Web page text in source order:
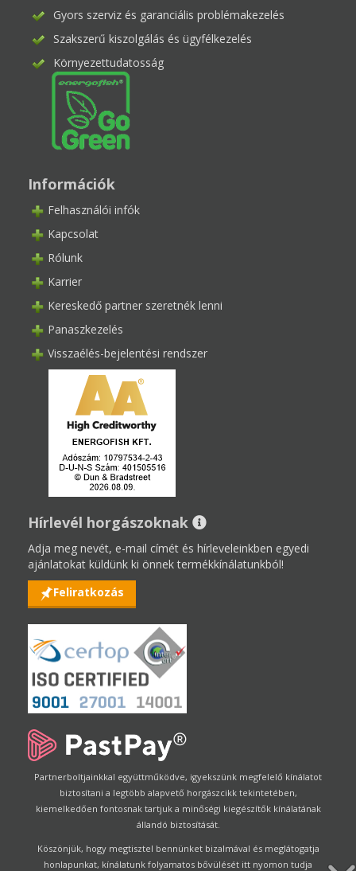
Gyors szerviz és garanciális problémakezelés
Szakszerű kiszolgálás és ügyfélkezelés
Környezettudatosság
Információk
Felhasználói infók
Kapcsolat
Rólunk
Karrier
Kereskedő partner szeretnék lenni
Panaszkezelés
Visszaélés-bejelentési rendszer
Hírlevél horgászoknak
Adja meg nevét, e-mail címét és hírleveleinkben egyedi
ajánlatokat küldünk ki önnek termékkínálatunkból!
Feliratkozás
Partnerboltjainkkal együttműködve, igyekszünk megfelelő kínálatot
biztosítani a legtöbb alapvető horgászcikk tekintetében,
kiemelkedően fontosnak tartjuk a minőségi kiegészítők kínálatának
állandó biztosítását.
Köszönjük, hogy megtisztel bennünket bizalmával és meglátogatja
honlapunkat, kínálatunk folyamatos bővülését itt nyomon tudja